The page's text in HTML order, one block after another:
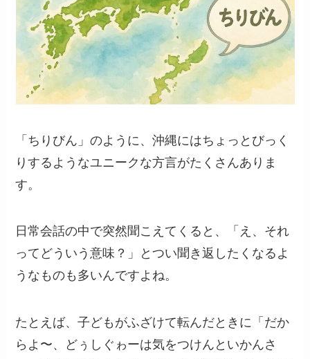
「ちりびん」のように、沖縄にはちょっとびっく
りするようなユニークな方言がたくさんありま
す。
日常会話の中で突然聞こえてくると、「え、それ
ってどういう意味？」とつい聞き返したくなるよ
うなものも多いんですよね。
たとえば、子どもがふざけて転んだときに「だか
らよ〜、どぅしぐゎーは気をつけんといかんさ